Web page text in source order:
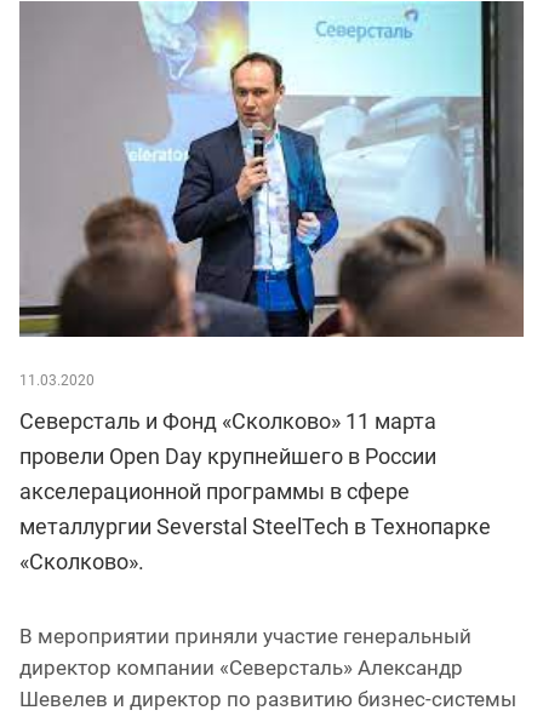
11.03.2020
Северсталь и Фонд «Сколково» 11 марта
провели Open Day крупнейшего в России
акселерационной программы в сфере
металлургии Severstal SteelTech в Технопарке
«Сколково».
В мероприятии приняли участие генеральный
директор компании «Северсталь» Александр
Шевелев и директор по развитию бизнес-системы